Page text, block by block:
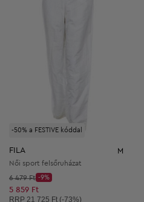
-50% a FESTIVE kóddal
FILA M
Női sport felsőruházat
Kezdő ár:
6 479 Ft
Discount Price:
-9%
Csökkentett ár:
5 859 Ft
Ajánlott ár:
RRP 21 725 Ft (-73%)